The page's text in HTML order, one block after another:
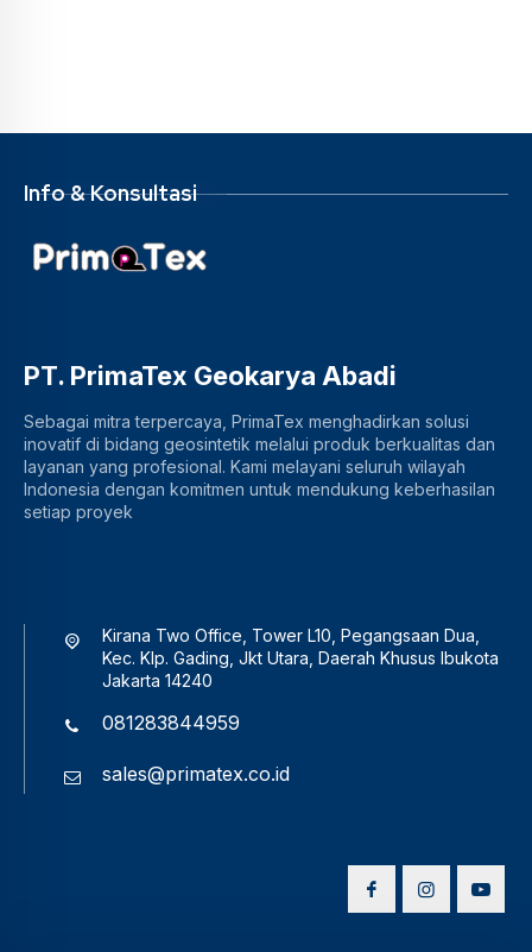
Info & Konsultasi
PT. PrimaTex Geokarya Abadi
Sebagai mitra terpercaya, PrimaTex menghadirkan solusi
inovatif di bidang geosintetik melalui produk berkualitas dan
layanan yang profesional. Kami melayani seluruh wilayah
Indonesia dengan komitmen untuk mendukung keberhasilan
setiap proyek
Kirana Two Office, Tower L10, Pegangsaan Dua,
Kec. Klp. Gading, Jkt Utara, Daerah Khusus Ibukota
Jakarta 14240
081283844959
sales@primatex.co.id